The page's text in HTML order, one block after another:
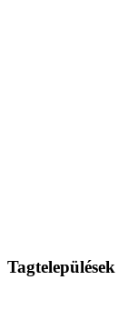
Tagtelepülések